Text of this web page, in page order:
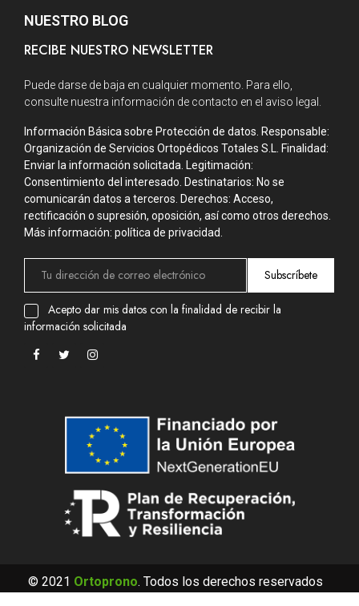
NUESTRO BLOG
RECIBE NUESTRO NEWSLETTER
Puede darse de baja en cualquier momento. Para ello,
consulte nuestra información de contacto en el aviso legal.
Información Básica sobre Protección de datos. Responsable:
Organización de Servicios Ortopédicos Totales S.L. Finalidad:
Enviar la información solicitada. Legitimación:
Consentimiento del interesado. Destinatarios: No se
comunicarán datos a terceros. Derechos: Acceso,
rectificación o supresión, oposición, así como otros derechos.
Más información: política de privacidad.
Subscríbete
Acepto dar mis datos con la finalidad de recibir la
información solicitada
© 2021 Ortoprono. Todos los derechos reservados